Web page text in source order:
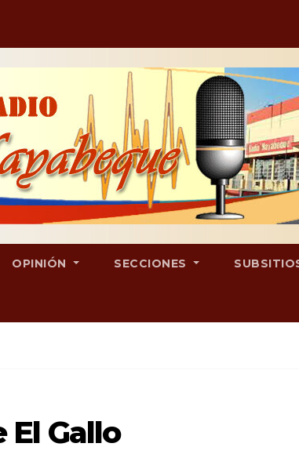
OPINIÓN SECCIONES
El Gallo